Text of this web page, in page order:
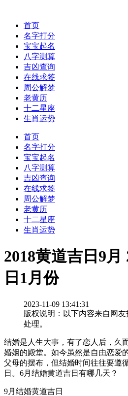
首页
名字打分
宝宝起名
八字测算
吉凶查询
在线求签
周公解梦
老黄历
十二星座
生肖运势
首页
名字打分
宝宝起名
八字测算
吉凶查询
在线求签
周公解梦
老黄历
十二星座
生肖运势
2018黄道吉日9月
日1月份
2023-11-09 13:41:31
版权说明：以下内容来自网友
处理。
结婚是人生大事，有了恋人后，久
婚姻的殿堂。如今虽然是自由恋爱
父母的摆布，但结婚时间往往要遵
日。6月结婚黄道吉日有哪几天？
9月结婚黄道吉日